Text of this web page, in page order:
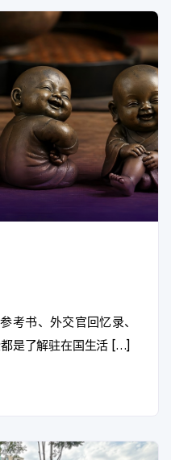
考书、外交官回忆录、
是了解驻在国生活 […]